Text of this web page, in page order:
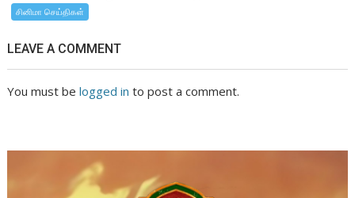
சினிமா செய்திகள்
LEAVE A COMMENT
You must belogged in to post a comment.